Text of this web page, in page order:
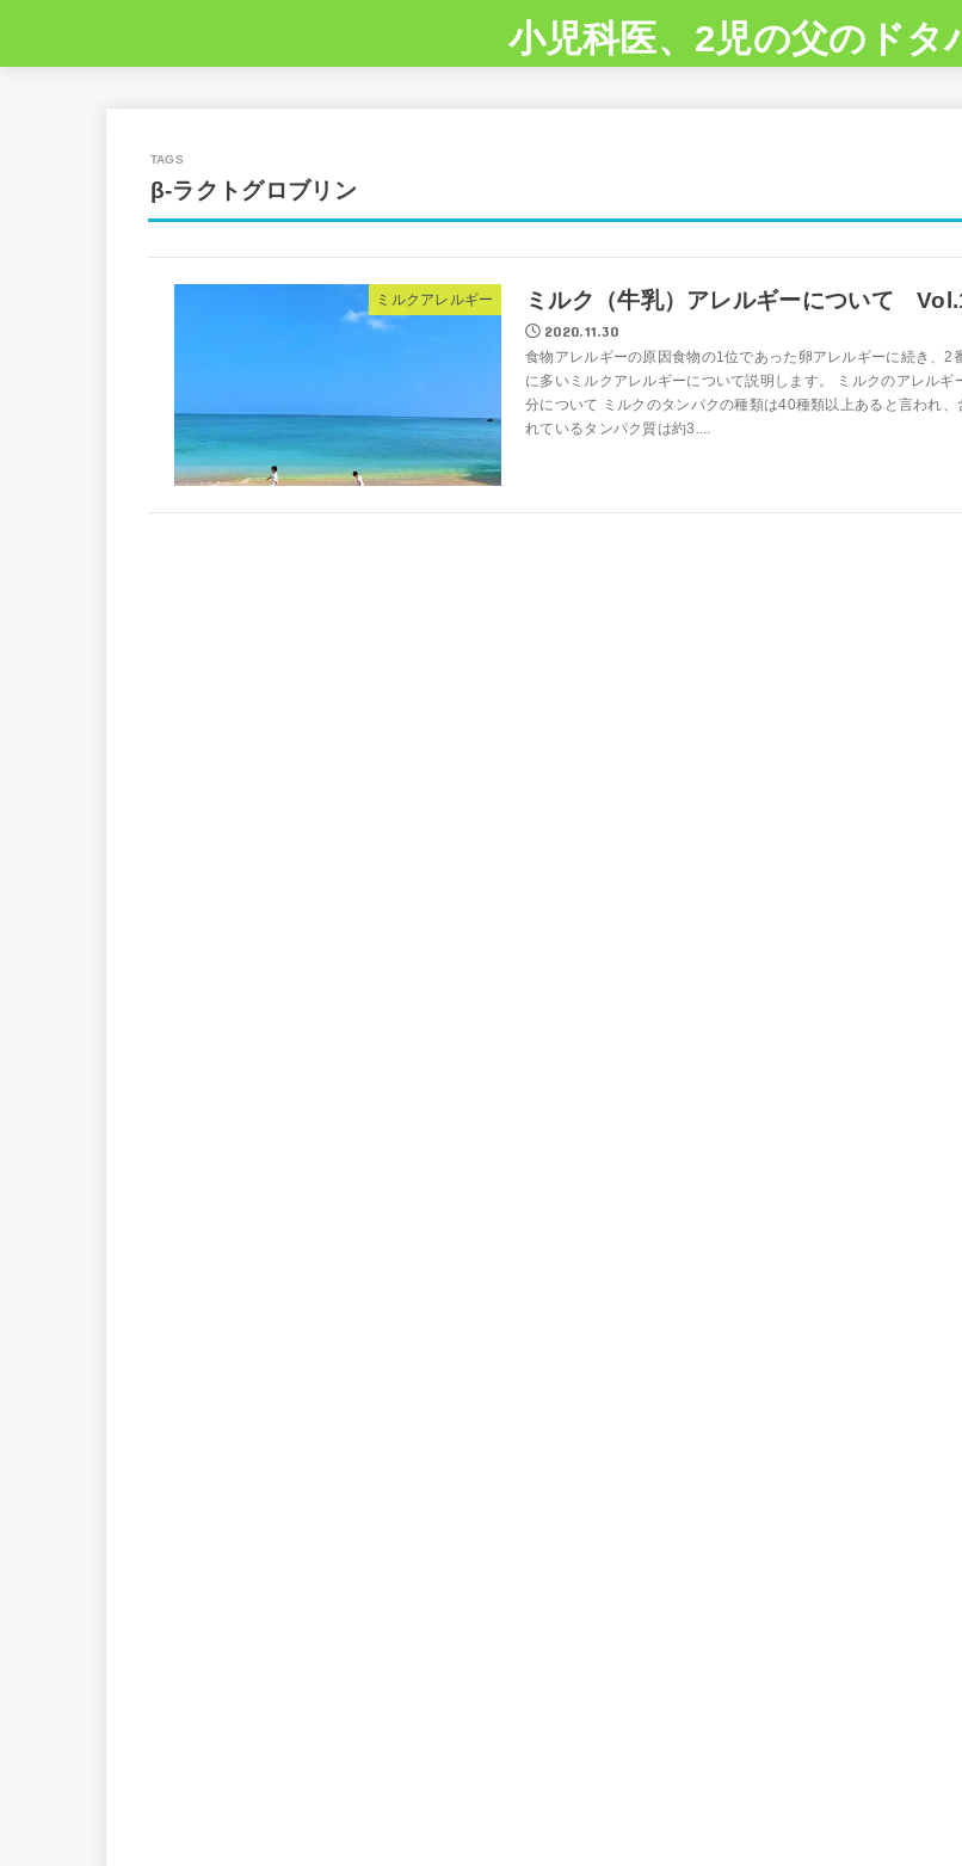
小児科医、2児の父のドタ
β-ラクトグロブリン
ミルクアレルギー ミルク（牛乳）アレルギーについて
2020.11.30
食物アレルギーの原因食物の1位であった卵アレルギーに続き、2
に多いミルクアレルギーについて説明します。 ミルクのアレルギ
分について ミルクのタンパクの種類は40種類以上あると言われ、
れているタンパク質は約3....